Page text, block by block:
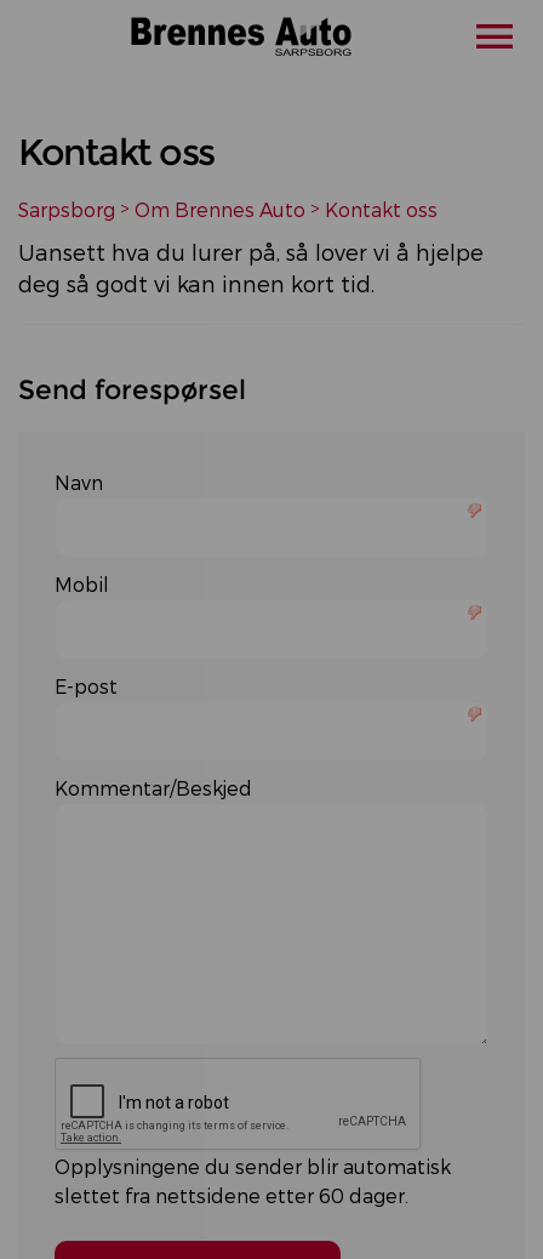
Kontakt oss
Sarpsborg > Om Brennes Auto > Kontakt oss
Uansett hva du lurer på, så lover vi å hjelpe
deg så godt vi kan innen kort tid.
Send forespørsel
Navn
Mobil
E-post
Kommentar/Beskjed
Opplysningene du sender blir automatisk
slettet fra nettsidene etter 60 dager.